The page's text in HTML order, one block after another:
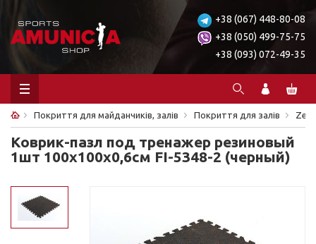
+38 (067) 448-80-08
+38 (050) 499-75-75
+38 (093) 072-49-35
Покриття для майданчиків, залів Покриття для залів
Коврик-пазл под тренажер резиновый
1шт 100x100x0,6см FI-5348-2 (черный)